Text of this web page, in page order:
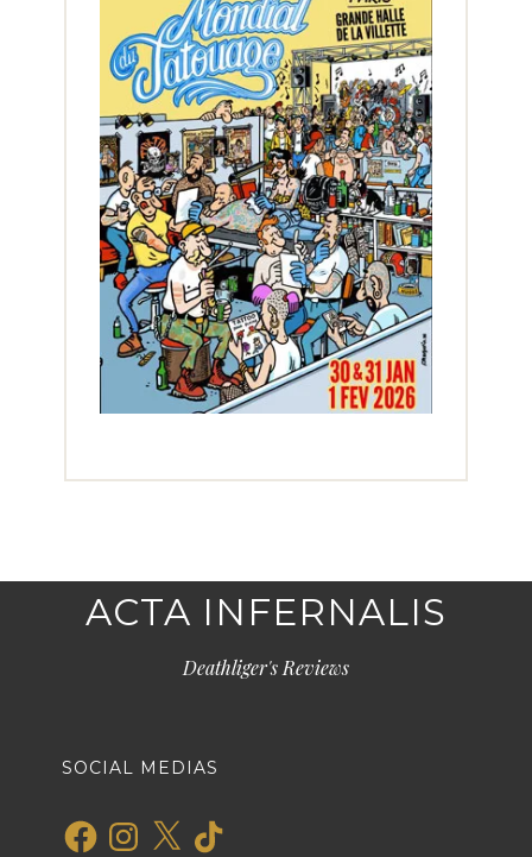
ACTA INFERNALIS
Deathliger's Reviews
SOCIAL MEDIAS
FacebookInstagram
X TikTok